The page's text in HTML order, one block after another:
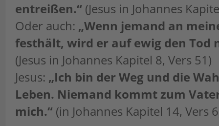
entreißen.“ (Jesus in Johannes
Oder auch: „Wenn jemand an
festhält, wird er auf ewig den Tod
(Jesus in Johannes Kapitel 8, Vers 51)
Jesus: „Ich bin der Weg und die
Leben. Niemand kommt zum
mich.“ (in Johannes Kapitel 14, Vers